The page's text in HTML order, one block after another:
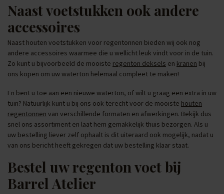
Naast voetstukken ook andere
accessoires
Naast houten voetstukken voor regentonnen bieden wij ook nog
andere accessoires waarmee die u wellicht leuk vindt voor in de tuin.
Zo kunt u bijvoorbeeld de mooiste regenton deksels en kranen bij
ons kopen om uw waterton helemaal compleet te maken!
En bent u toe aan een nieuwe waterton, of wilt u graag een extra in uw
tuin? Natuurlijk kunt u bij ons ook terecht voor de mooiste houten
regentonnen van verschillende formaten en afwerkingen. Bekijk dus
snel ons assortiment en laat hem gemakkelijk thuis bezorgen. Als u
uw bestelling liever zelf ophaalt is dit uiteraard ook mogelijk, nadat u
van ons bericht heeft gekregen dat uw bestelling klaar staat.
Bestel uw regenton voet bij
Barrel Atelier